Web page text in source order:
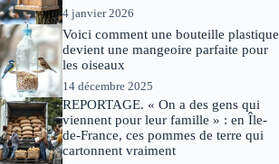
4 janvier 2026
Voici comment une bouteille plastique
devient une mangeoire parfaite pour
les oiseaux
14 décembre 2025
REPORTAGE. « On a des gens qui
viennent pour leur famille » : en Île-
de-France, ces pommes de terre qui
cartonnent vraiment